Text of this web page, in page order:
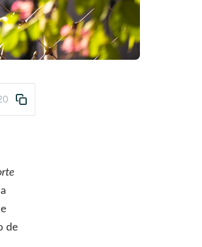
11/06/abda-tem-5-novos-projetos-
de